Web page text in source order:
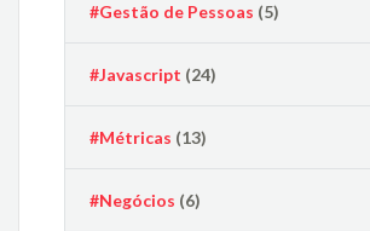
#Gestão de Pessoas (5)
#Javascript (24)
#Métricas (13)
#Negócios (6)